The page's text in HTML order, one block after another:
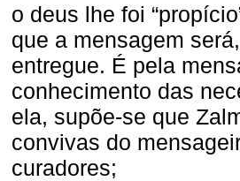
o deus lhe foi
que a mensagem
entregue. É pela
conhecimento das
ela, supõe-se que
convivas do
curadores;